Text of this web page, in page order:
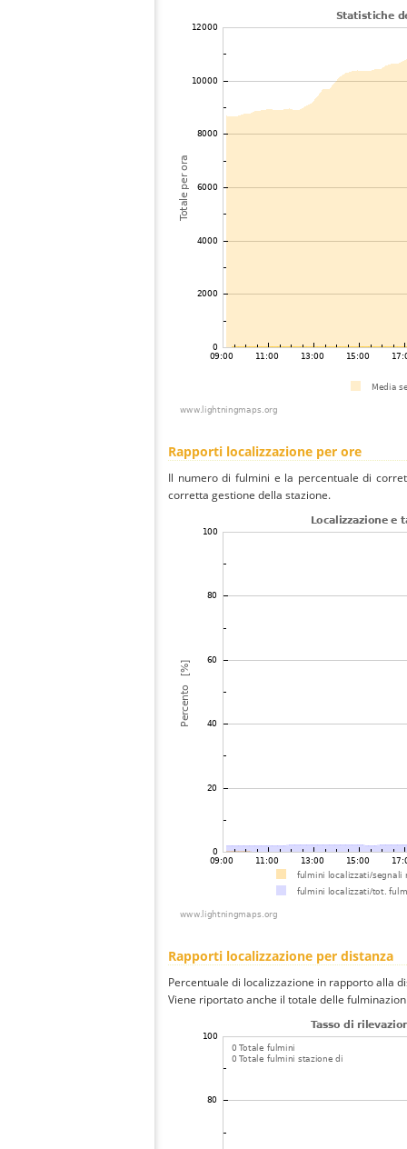
Rapporti localizzazione per ore
Il numero di fulmini e la percentuale di
corretta gestione della stazione.
Rapporti localizzazione per distanza
Percentuale di localizzazione in rapporto alla
Viene riportato anche il totale delle